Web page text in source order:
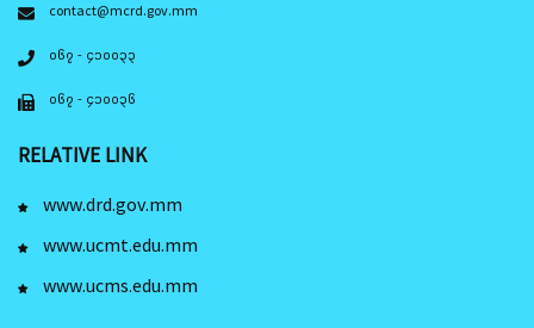
contact@mcrd.gov.mm
၀၆၇ - ၄၁၀၀၃၃
၀၆၇ - ၄၁၀၀၃၆
RELATIVE LINK
www.drd.gov.mm
www.ucmt.edu.mm
www.ucms.edu.mm